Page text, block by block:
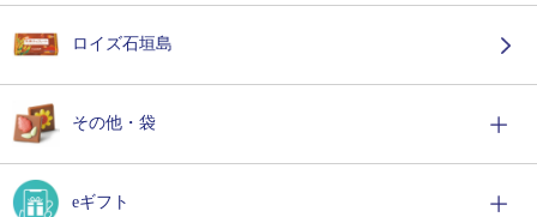
ロイズ石垣島
その他・袋
eギフト